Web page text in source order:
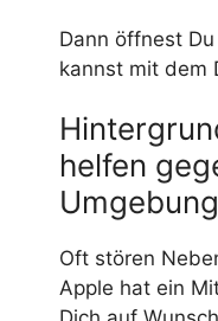
Dann öffnest
kannst mit dem
helfen
Oft stören
Apple hat ein